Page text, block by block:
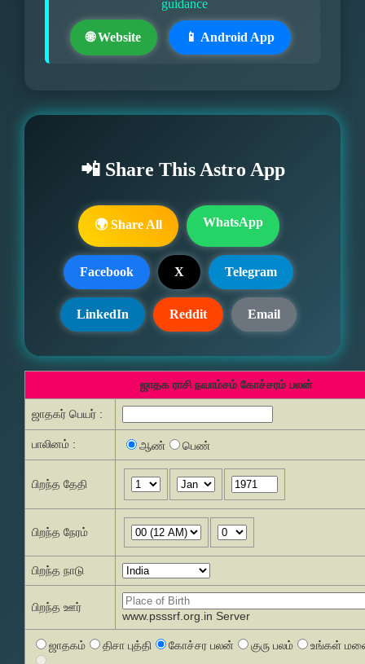
guidance
🌐 Website 📱 Android App
📲 Share This Astro App
🌍 Share All WhatsApp
Facebook X Telegram
LinkedIn Reddit Email
ஜாதக ராசி நவாம்சம் கோச்சரம் பலன்
ஜாதகர் பெயர் :
பாலினம் : ஆண் பெண்
பிறந்த தேதி
பிறந்த நேரம்
பிறந்த நாடு
பிறந்த ஊர்
www.psssrf.org.in Server
ஜாதகம் திசா புத்தி கோச்சர பலன் குரு பலம் உங்கள்